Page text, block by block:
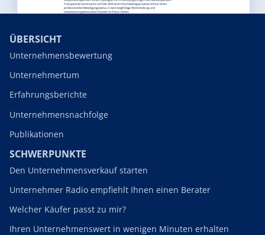
ÜBERSICHT
Unternehmensbewertung
Unternehmertum
Erfahrungsberichte
Unternehmensnachfolge
Publikationen
SCHWERPUNKTE
Den Unternehmensverkauf starten
Unternehmer Radio empfiehlt Ihnen einen Berater
Welcher Käufer passt zu mir?
Ihren Unternehmenswert in wenigen Minuten erhalten